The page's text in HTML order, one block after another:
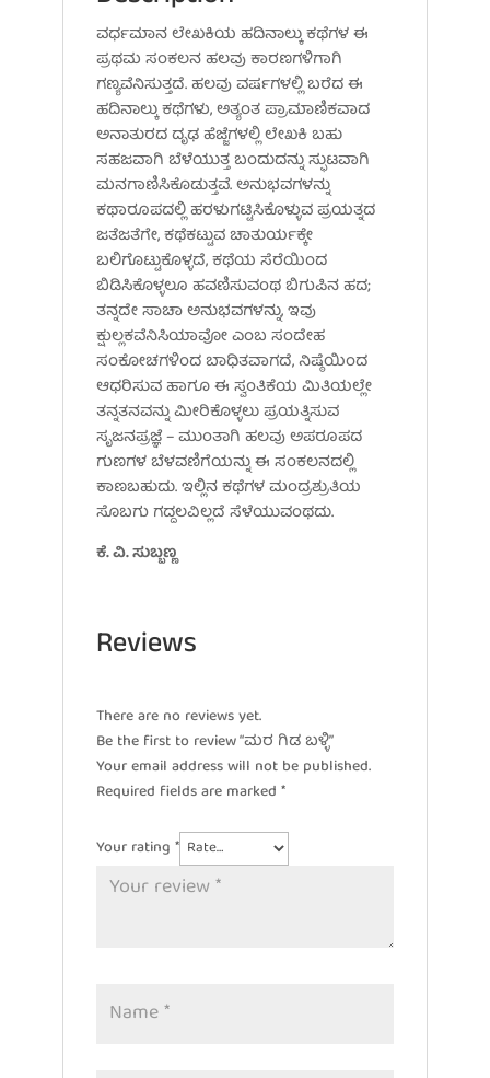
ವರ್ಧಮಾನ ಲೇಖಕಿಯ ಹದಿನಾಲ್ಕು ಕಥೆಗಳ ಈ
ಪ್ರಥಮ ಸಂಕಲನ ಹಲವು ಕಾರಣಗಳಿಗಾಗಿ
ಗಣ್ಯವೆನಿಸುತ್ತದೆ. ಹಲವು ವರ್ಷಗಳಲ್ಲಿ ಬರೆದ ಈ
ಹದಿನಾಲ್ಕು ಕಥೆಗಳು, ಅತ್ಯಂತ ಪ್ರಾಮಾಣಿಕವಾದ
ಅನಾತುರದ ದೃಢ ಹೆಜ್ಜೆಗಳಲ್ಲಿ ಲೇಖಕಿ ಬಹು
ಸಹಜವಾಗಿ ಬೆಳೆಯುತ್ತ ಬಂದುದನ್ನು ಸ್ಫುಟವಾಗಿ
ಮನಗಾಣಿಸಿಕೊಡುತ್ತವೆ. ಅನುಭವಗಳನ್ನು
ಕಥಾರೂಪದಲ್ಲಿ ಹರಳುಗಟ್ಟಿಸಿಕೊಳ್ಳುವ ಪ್ರಯತ್ನದ
ಜತೆಜತೆಗೇ, ಕಥೆಕಟ್ಟುವ ಚಾತುರ್ಯಕ್ಕೇ
ಬಲಿಗೊಟ್ಟುಕೊಳ್ಳದೆ, ಕಥೆಯ ಸೆರೆಯಿಂದ
ಬಿಡಿಸಿಕೊಳ್ಳಲೂ ಹವಣಿಸುವಂಥ ಬಿಗುಪಿನ ಹದ;
ತನ್ನದೇ ಸಾಚಾ ಅನುಭವಗಳನ್ನು, ಇವು
ಕ್ಷುಲ್ಲಕವೆನಿಸಿಯಾವೋ ಎಂಬ ಸಂದೇಹ
ಸಂಕೋಚಗಳಿಂದ ಬಾಧಿತವಾಗದೆ, ನಿಷ್ಠೆಯಿಂದ
ಆಧರಿಸುವ ಹಾಗೂ ಈ ಸ್ವಂತಿಕೆಯ ಮಿತಿಯಲ್ಲೇ
ತನ್ನತನವನ್ನು ಮೀರಿಕೊಳ್ಳಲು ಪ್ರಯತ್ನಿಸುವ
ಸೃಜನಪ್ರಜ್ಞೆ – ಮುಂತಾಗಿ ಹಲವು ಅಪರೂಪದ
ಗುಣಗಳ ಬೆಳವಣಿಗೆಯನ್ನು ಈ ಸಂಕಲನದಲ್ಲಿ
ಕಾಣಬಹುದು. ಇಲ್ಲಿನ ಕಥೆಗಳ ಮಂದ್ರಶ್ರುತಿಯ
ಸೊಬಗು ಗದ್ದಲವಿಲ್ಲದೆ ಸೆಳೆಯುವಂಥದು.
ಕೆ. ವಿ. ಸುಬ್ಬಣ್ಣ
Reviews
There are no reviews yet.
Be the first to review “ಮರ ಗಿಡ ಬಳ್ಳಿ”
Your email address will not be published.
Required fields are marked *
Your rating *